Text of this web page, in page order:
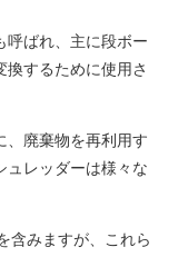
呼ばれ、主に段ボー
するために使用さ
、廃棄物を再利用す
ュレッダーは様々な
含みますが、これら